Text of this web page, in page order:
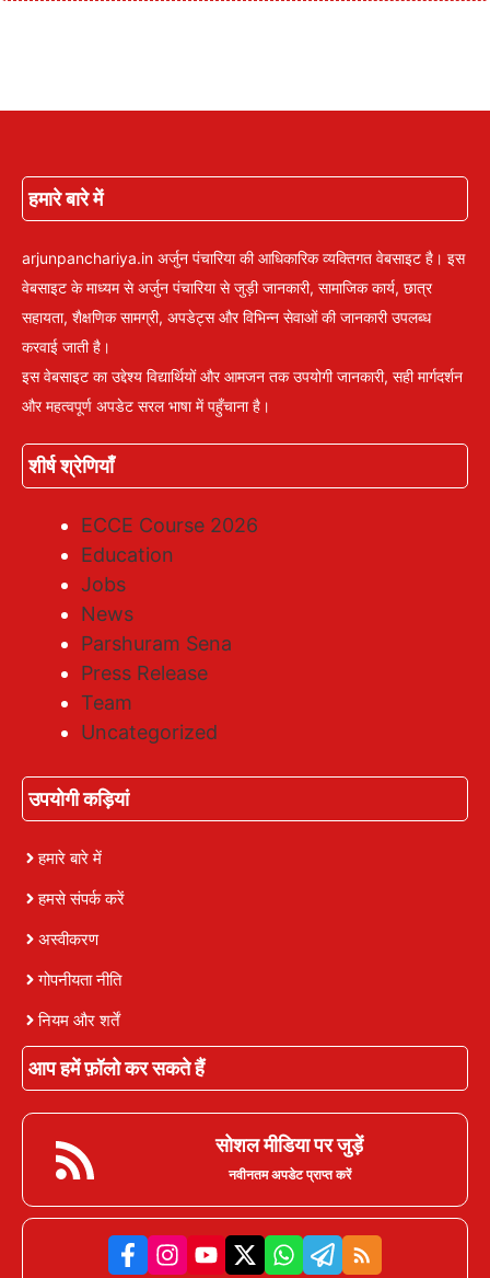
हमारे बारे में
arjunpanchariya.in अर्जुन पंचारिया की आधिकारिक व्यक्तिगत वेबसाइट है। इस
वेबसाइट के माध्यम से अर्जुन पंचारिया से जुड़ी जानकारी, सामाजिक कार्य, छात्र
सहायता, शैक्षणिक सामग्री, अपडेट्स और विभिन्न सेवाओं की जानकारी उपलब्ध
करवाई जाती है।
इस वेबसाइट का उद्देश्य विद्यार्थियों और आमजन तक उपयोगी जानकारी, सही मार्गदर्शन
और महत्वपूर्ण अपडेट सरल भाषा में पहुँचाना है।
शीर्ष श्रेणियाँ
ECCE Course 2026
Education
Jobs
News
Parshuram Sena
Press Release
Team
Uncategorized
उपयोगी कड़ियां
हमारे बारे में
हमसे संपर्क करें
अस्वीकरण
गोपनीयता नीति
नियम और शर्तें
आप हमें फ़ॉलो कर सकते हैं
सोशल मीडिया पर जुड़ें
नवीनतम अपडेट प्राप्त करें